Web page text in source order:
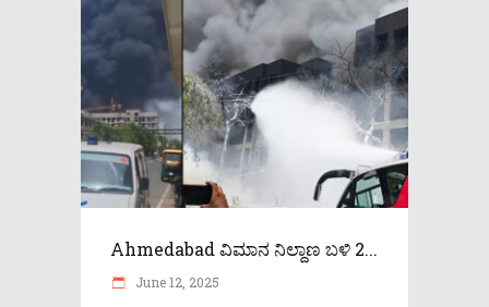
Ahmedabad ವಿಮಾನ ನಿಲ್ದಾಣ ಬಳಿ 2...
June 12, 2025